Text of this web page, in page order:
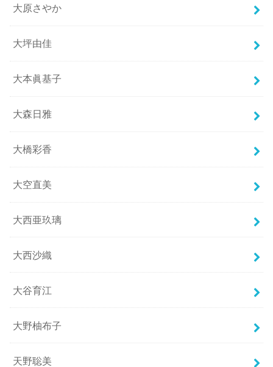
大原さやか
大坪由佳
大本眞基子
大森日雅
大橋彩香
大空直美
大西亜玖璃
大西沙織
大谷育江
大野柚布子
天野聡美